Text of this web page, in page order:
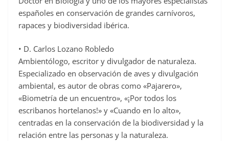
españoles en conservación de grandes carnívoros,
rapaces y biodiversidad ibérica.
• D. Carlos Lozano Robledo
Ambientólogo, escritor y divulgador de naturaleza.
Especializado en observación de aves y divulgación
ambiental, es autor de obras como «Pajarero»,
«Biometría de un encuentro», «¡Por todos los
escribanos hortelanos!» y «Cuando en lo alto»,
centradas en la conservación de la biodiversidad y la
relación entre las personas y la naturaleza.